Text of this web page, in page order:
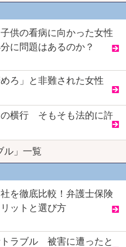
供の看病に向かった女性
に問題はあるのか？
ろ」と非難された女性
の横行 そもそも法的に許
ル」一覧
を徹底比較！弁護士保険
ットと選び方
ラブル 被害に遭ったと